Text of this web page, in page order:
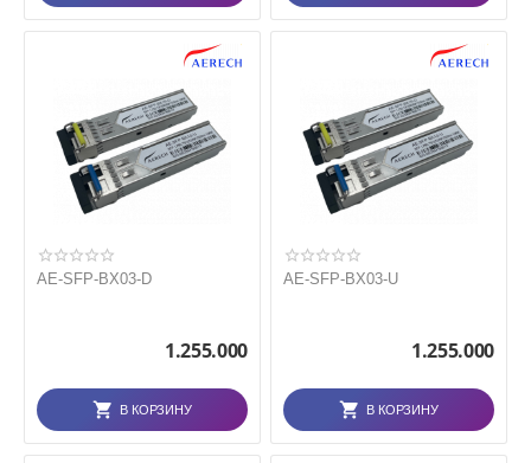
AE-SFP-BX03-D
1.255.000
В КОРЗИНУ
AE-SFP-BX03-U
1.255.000
В КОРЗИНУ